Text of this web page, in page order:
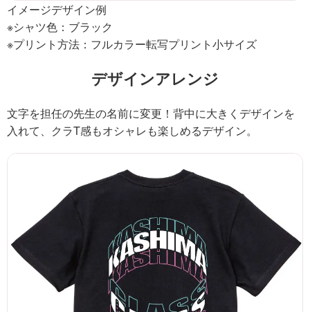
イメージデザイン例
※シャツ色：ブラック
※プリント方法：フルカラー転写プリント小サイズ
デザインアレンジ
文字を担任の先生の名前に変更！背中に大きくデザインを
入れて、クラT感もオシャレも楽しめるデザイン。